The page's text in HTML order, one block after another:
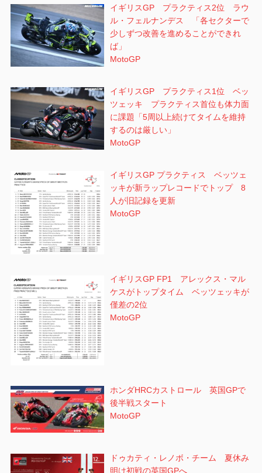
イギリスGP プラクティス2位 ラウ
ル・フェルナンデス 「各セクターで
少しずつ改善を進めることができれ
ば」
MotoGP
イギリスGP プラクティス1位 ベッ
ツェッキ プラクティス首位も体力面
に課題「5周以上続けてタイムを維持
するのは厳しい」
MotoGP
イギリスGP プラクティス ベッツェ
ッキが新ラップレコードでトップ 8
人が旧記録を更新
MotoGP
イギリスGP FP1 アレックス・マル
ケスがトップタイム ベッツェッキが
僅差の2位
MotoGP
ホンダHRCカストロール 英国GPで
後半戦スタート
MotoGP
ドゥカティ・レノボ・チーム 夏休み
明け初戦の英国GPへ